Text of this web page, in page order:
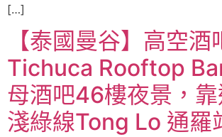
[…]
【泰國曼谷】高空酒
Tichuca Rooftop
母酒吧46樓夜景，
淺綠線Tong Lo 通羅